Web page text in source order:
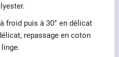
froid puis à 30° en délicat
repassage en coton
linge.